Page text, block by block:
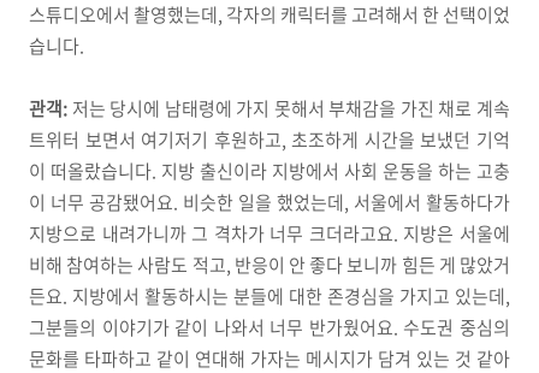
스튜디오에서 촬영했는데, 각자의 캐릭터를 고려해서 한 선택이었
습니다.
관객: 저는 당시에 남태령에 가지 못해서 부채감을 가진 채로 계속
트위터 보면서 여기저기 후원하고, 초조하게 시간을 보냈던 기억
이 떠올랐습니다. 지방 출신이라 지방에서 사회 운동을 하는 고충
이 너무 공감됐어요. 비슷한 일을 했었는데, 서울에서 활동하다가
지방으로 내려가니까 그 격차가 너무 크더라고요. 지방은 서울에
비해 참여하는 사람도 적고, 반응이 안 좋다 보니까 힘든 게 많았거
든요. 지방에서 활동하시는 분들에 대한 존경심을 가지고 있는데,
그분들의 이야기가 같이 나와서 너무 반가웠어요. 수도권 중심의
문화를 타파하고 같이 연대해 가자는 메시지가 담겨 있는 것 같아